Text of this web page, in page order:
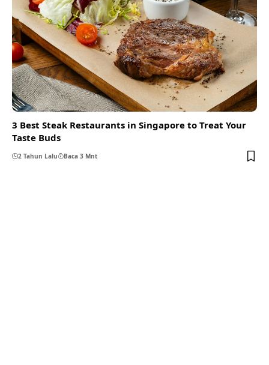
3 Best Steak Restaurants in Singapore to Treat Your
Taste Buds
2 Tahun Lalu Baca 3 Mnt